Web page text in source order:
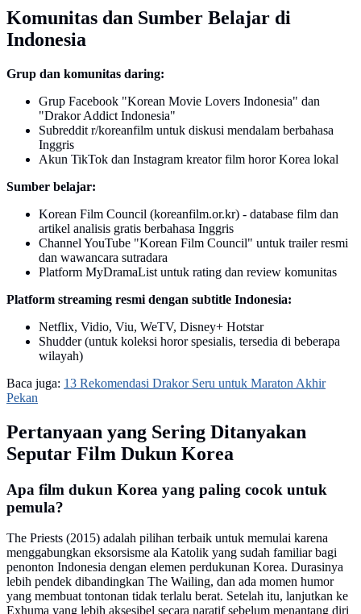
Komunitas dan Sumber Belajar di
Indonesia
Grup dan komunitas daring:
Grup Facebook "Korean Movie Lovers Indonesia" dan
"Drakor Addict Indonesia"
Subreddit r/koreanfilm untuk diskusi mendalam berbahasa
Inggris
Akun TikTok dan Instagram kreator film horor Korea lokal
Sumber belajar:
Korean Film Council (koreanfilm.or.kr) - database film dan
artikel analisis gratis berbahasa Inggris
Channel YouTube "Korean Film Council" untuk trailer resmi
dan wawancara sutradara
Platform MyDramaList untuk rating dan review komunitas
Platform streaming resmi dengan subtitle Indonesia:
Netflix, Vidio, Viu, WeTV, Disney+ Hotstar
Shudder (untuk koleksi horor spesialis, tersedia di beberapa
wilayah)
Baca juga: 13 Rekomendasi Drakor Seru untuk Maraton Akhir
Pekan
Pertanyaan yang Sering Ditanyakan
Seputar Film Dukun Korea
Apa film dukun Korea yang paling cocok untuk
pemula?
The Priests (2015) adalah pilihan terbaik untuk memulai karena
menggabungkan eksorsisme ala Katolik yang sudah familiar bagi
penonton Indonesia dengan elemen perdukunan Korea. Durasinya
lebih pendek dibandingkan The Wailing, dan ada momen humor
yang membuat tontonan tidak terlalu berat. Setelah itu, lanjutkan ke
Exhuma yang lebih aksesibel secara naratif sebelum menantang diri